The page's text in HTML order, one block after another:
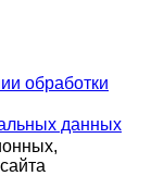
обработки
данных